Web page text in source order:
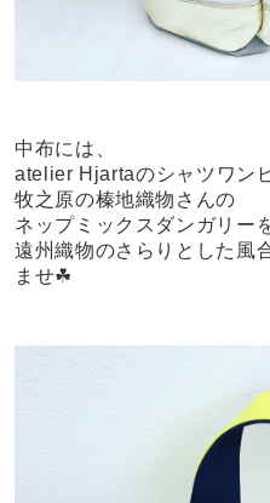
中布には、
atelier Hjartaのシャツワン
牧之原の榛地織物さんの
ネップミックスダンガリー
遠州織物のさらりとした風
ませ☘